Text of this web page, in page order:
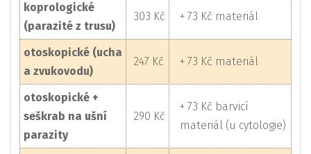
koprologické
(parazité z trusu)
303 Kč + 73 Kč materiál
otoskopické (ucha
a zvukovodu)
247 Kč + 73 Kč materiál
otoskopické +
seškrab na ušní
parazity
290 Kč
+ 73 Kč barvicí
materiál (u cytologie)